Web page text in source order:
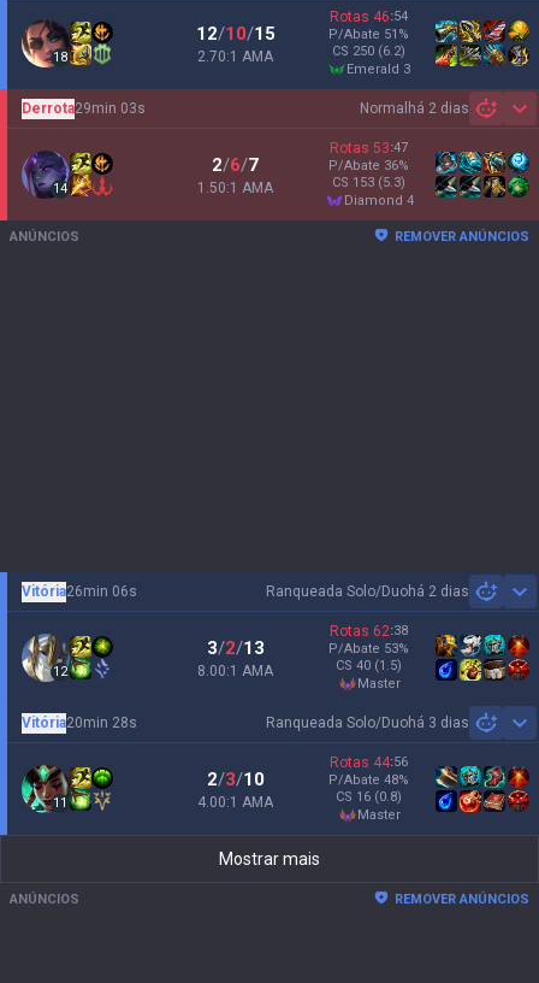
18
12/10/15
2.70:1 AMA
Rotas 46:54
P/Abate 51 %
CS 250 (6.2)
emerald 3
Normal há 2 dias
Derrota29min 03s
14
2/6/7
1.50:1 AMA
Rotas 53:47
P/Abate 36%
CS 153 (5.3)
diamond 4
ANÚNCIOS REMOVER ANÚNCIOS
Ranqueada Solo/Duohá 2 dias
Vitória26min 06s
12
3/2/13
8.00:1 AMA
Rotas 62:38
P/Abate 53%
CS 40 (1.5)
master
Ranqueada Solo/Duohá 3 dias
Vitória20min 28s
11
2/3/10
4.00:1 AMA
Rotas 44:56
P/Abate 48%
CS 16 (0.8)
master
Mostrar mais
ANÚNCIOS REMOVER ANÚNCIOS